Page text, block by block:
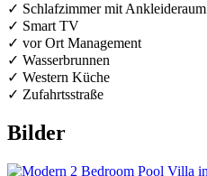
✓ Schlafzimmer mit Ankleideraum
✓ Smart TV
✓ vor Ort Management
✓ Wasserbrunnen
✓ Western Küche
✓ Zufahrtsstraße
Bilder